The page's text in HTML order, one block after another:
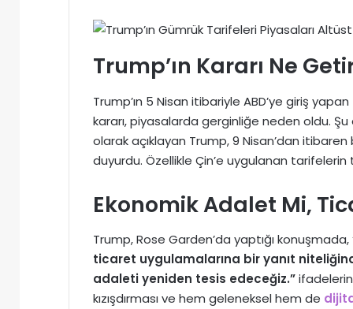
Trump’ın Kararı Ne
Trump’ın 5 Nisan itibariyle ABD’ye giriş
kararı, piyasalarda gerginliğe neden oldu. Şu
olarak açıklayan Trump, 9 Nisan’dan
duyurdu. Özellikle Çin’e uygulanan
Ekonomik Adalet Mi,
Trump, Rose Garden’da yaptığı konuşmada,
ticaret uygulamalarına bir yanıt
adaleti yeniden tesis edeceğiz.”
kızışdırması ve hem geleneksel hem de